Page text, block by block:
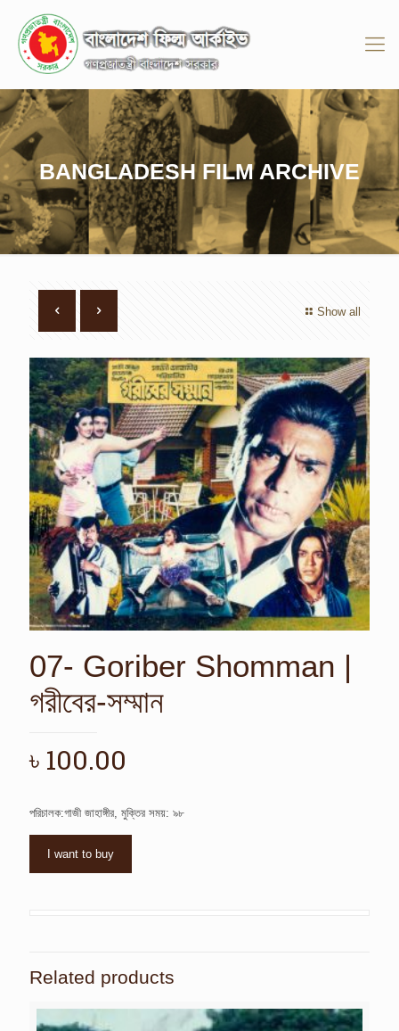
BANGLADESH FILM ARCHIVE
Show all
07- Goriber Shomman |
গরীবের-সম্মান
৳ 100.00
পরিচালক:গাজী জাহাঙ্গীর, মুক্তির সময়: ৯৮
I want to buy
Related products